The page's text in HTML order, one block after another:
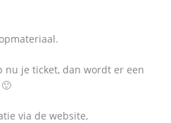
nu je ticket, dan wordt er een
via de website,